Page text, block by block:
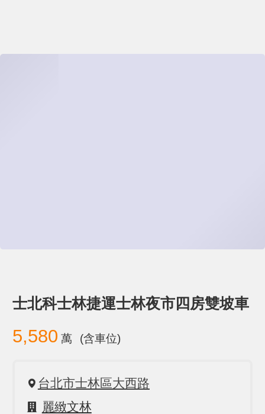
士北科士林捷運士林夜市四房雙坡車
5,580 萬 (含車位)
台北市士林區大西路
麗緻文林